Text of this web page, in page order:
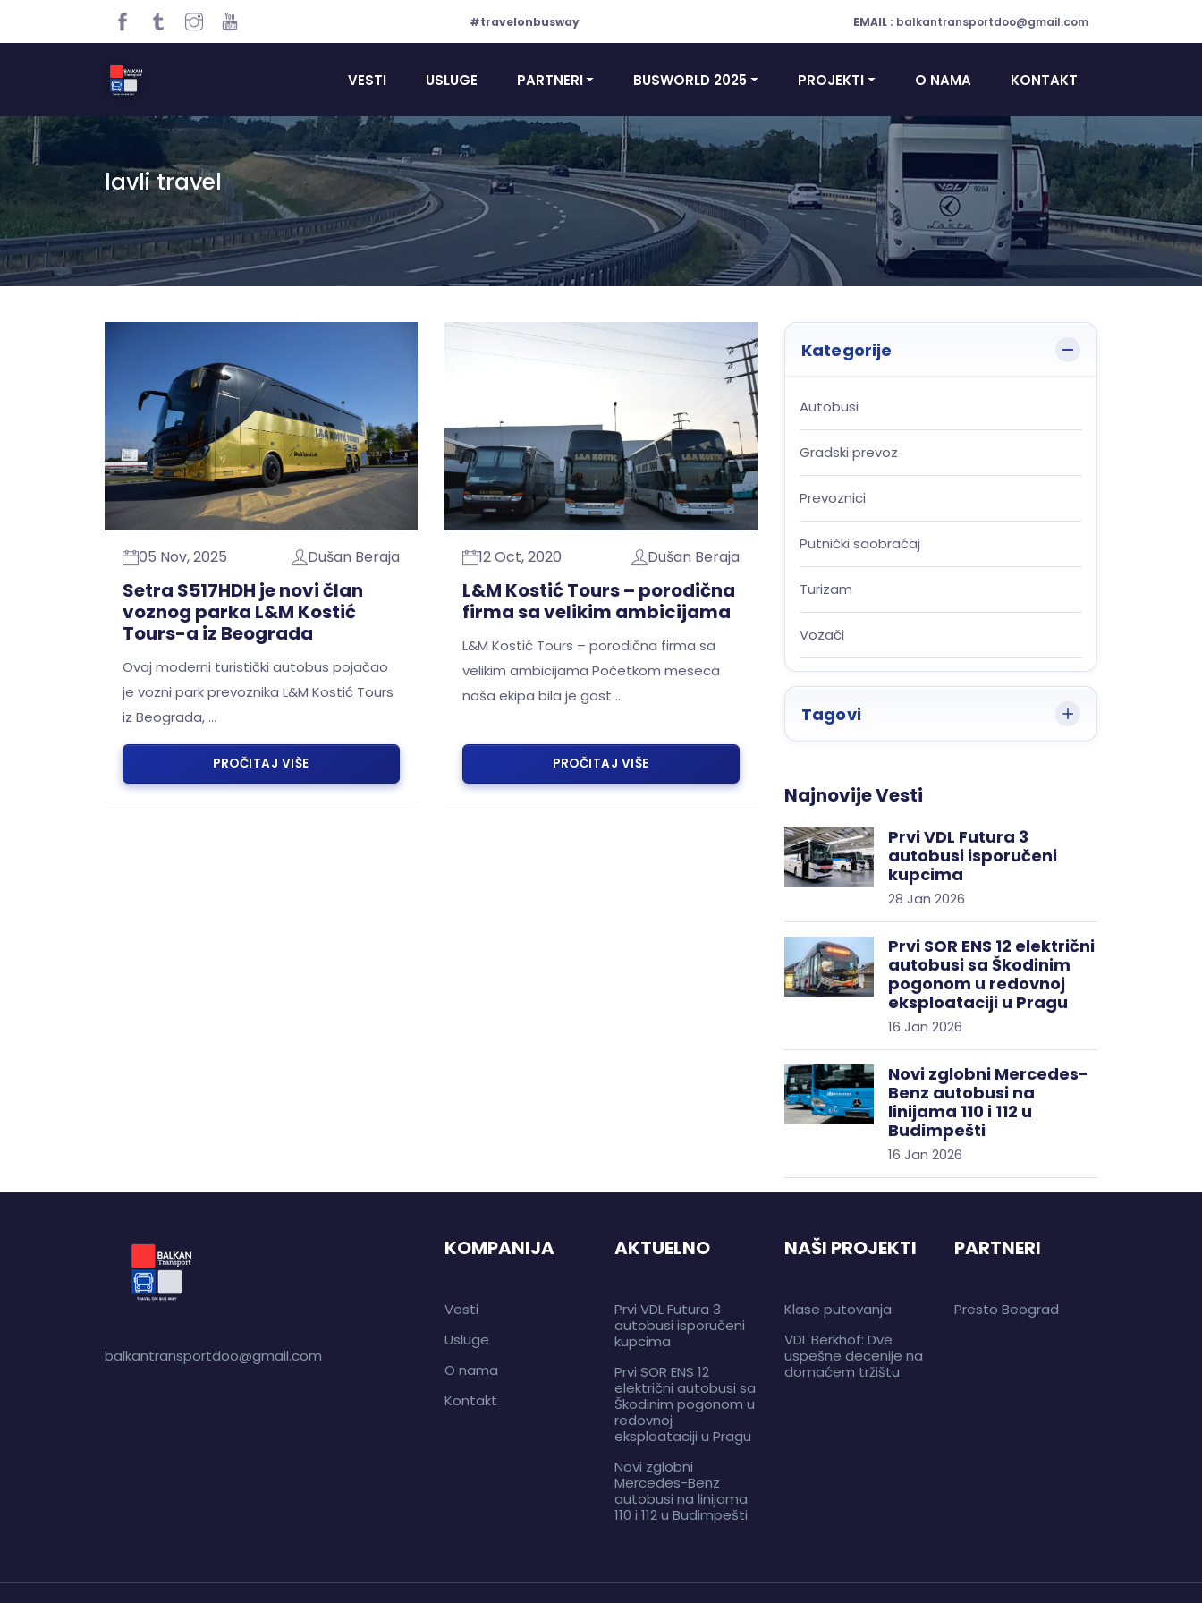
#travelonbusway EMAIL : balkantransportdoo@gmail.com
VESTI USLUGE PARTNERI BUSWORLD 2025 PROJEKTI O NAMA KONTAKT
lavli travel
05 Nov, 2025 Dušan Beraja
Setra S517HDH je novi član
voznog parka L&M Kostić
Tours-a iz Beograda
Ovaj moderni turistički autobus pojačao
je vozni park prevoznika L&M Kostić Tours
iz Beograda, …
PROČITAJ VIŠE
12 Oct, 2020 Dušan Beraja
L&M Kostić Tours – porodična
firma sa velikim ambicijama
L&M Kostić Tours – porodična firma sa
velikim ambicijama Početkom meseca
naša ekipa bila je gost …
PROČITAJ VIŠE
Kategorije
Autobusi
Gradski prevoz
Prevoznici
Putnički saobraćaj
Turizam
Vozači
Tagovi
Najnovije Vesti
Prvi VDL Futura 3
autobusi isporučeni
kupcima
28 Jan 2026
Prvi SOR ENS 12 električni
autobusi sa Škodinim
pogonom u redovnoj
eksploataciji u Pragu
16 Jan 2026
Novi zglobni Mercedes-
Benz autobusi na
linijama 110 i 112 u
Budimpešti
16 Jan 2026
balkantransportdoo@gmail.com
KOMPANIJA
Vesti
Usluge
O nama
Kontakt
AKTUELNO
Prvi VDL Futura 3
autobusi isporučeni
kupcima
Prvi SOR ENS 12
električni autobusi sa
Škodinim pogonom u
redovnoj
eksploataciji u Pragu
Novi zglobni
Mercedes-Benz
autobusi na linijama
110 i 112 u Budimpešti
NAŠI PROJEKTI
Klase putovanja
VDL Berkhof: Dve
uspešne decenije na
domaćem tržištu
PARTNERI
Presto Beograd